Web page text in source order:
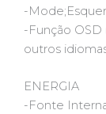
-
-Função OSD
outros
ENERGIA
-Fonte